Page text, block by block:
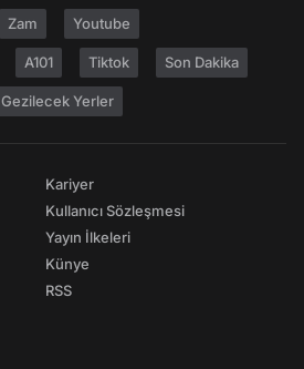
Zam Youtube
A101 Tiktok Son Dakika
Gezilecek Yerler
Kariyer
Kullanıcı Sözleşmesi
Yayın İlkeleri
Künye
RSS